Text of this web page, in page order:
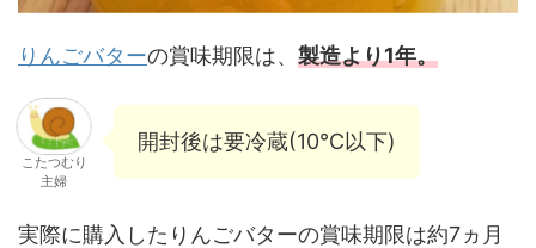
りんごバターの賞味期限は、 製造より1年。
こたつむり
主婦
開封後は要冷蔵(10℃以下)
実際に購入したりんごバターの賞味期限は約7ヵ月